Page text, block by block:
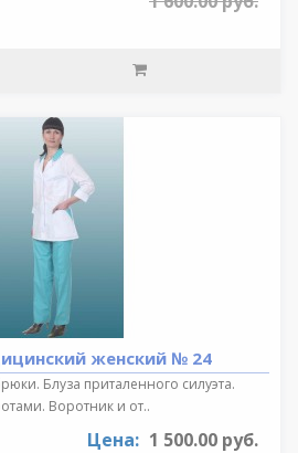
женский № 24
Блуза приталенного силуэта.
Воротник и от..
Цена: 1 500.00 руб.